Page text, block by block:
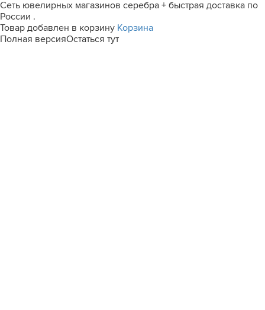
Сеть ювелирных магазинов серебра + быстрая доставка по
России .
Товар добавлен в корзину Корзина
Полная версияОстаться тут